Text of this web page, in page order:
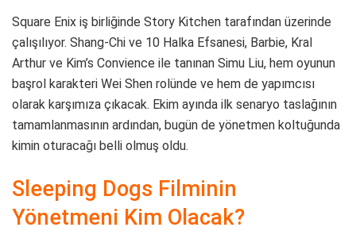
Square Enix iş birliğinde Story Kitchen tarafından üzerinde
çalışılıyor. Shang-Chi ve 10 Halka Efsanesi, Barbie, Kral
Arthur ve Kim’s Convience ile tanınan Simu Liu, hem oyunun
başrol karakteri Wei Shen rolünde ve hem de yapımcısı
olarak karşımıza çıkacak. Ekim ayında ilk senaryo taslağının
tamamlanmasının ardından, bugün de yönetmen koltuğunda
kimin oturacağı belli olmuş oldu.
Sleeping Dogs Filminin
Yönetmeni Kim Olacak?